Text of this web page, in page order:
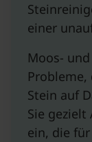
einer
Moos-
Stein auf
Sie
ein, die